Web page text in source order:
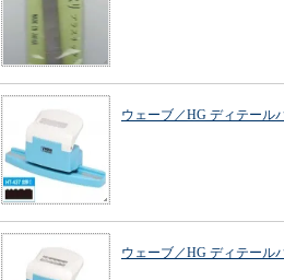
ウェーブ／HG ディテール
ウェーブ／HG ディテール